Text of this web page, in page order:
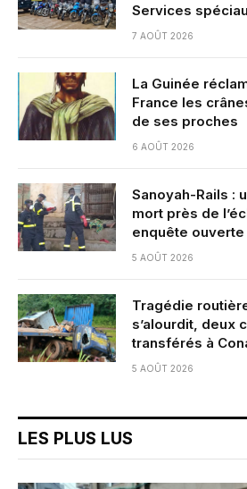
Services
7 AOÛT 2026
La Guinée
France les
de ses proches
6 AOÛT 2026
Sanoyah-Rails :
mort près de
enquête ouverte
5 AOÛT 2026
Tragédie
s’alourdit, deux
transférés à
5 AOÛT 2026
LES PLUS LUS